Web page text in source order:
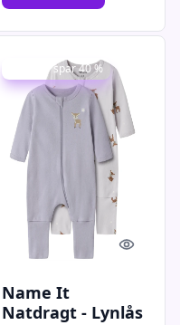
Udsalg - spar 40 %
Quick
Name It
Natdragt - Lynlås